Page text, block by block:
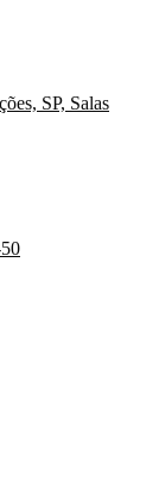
SP, Salas